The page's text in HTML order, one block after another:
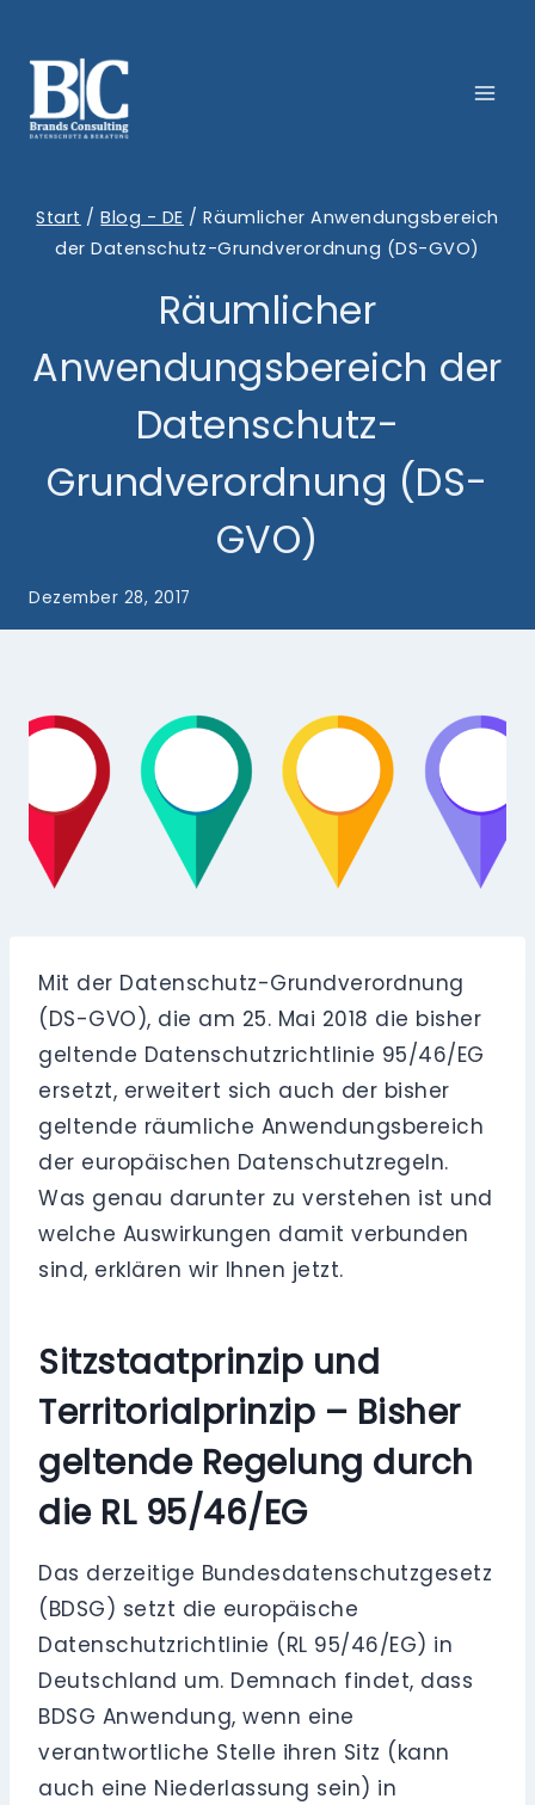
Inhalt
springen
Start / Blog - DE / Räumlicher Anwendungsbereich
der Datenschutz-Grundverordnung (DS-GVO)
Räumlicher
Anwendungsbereich der
Datenschutz-
Grundverordnung (DS-
GVO)
Dezember 28, 2017
Mit der Datenschutz-Grundverordnung
(DS-GVO), die am 25. Mai 2018 die bisher
geltende Datenschutzrichtlinie 95/46/EG
ersetzt, erweitert sich auch der bisher
geltende räumliche Anwendungsbereich
der europäischen Datenschutzregeln.
Was genau darunter zu verstehen ist und
welche Auswirkungen damit verbunden
sind, erklären wir Ihnen jetzt.
Sitzstaatprinzip und
Territorialprinzip – Bisher
geltende Regelung durch
die RL 95/46/EG
Das derzeitige Bundesdatenschutzgesetz
(BDSG) setzt die europäische
Datenschutzrichtlinie (RL 95/46/EG) in
Deutschland um. Demnach findet, dass
BDSG Anwendung, wenn eine
verantwortliche Stelle ihren Sitz (kann
auch eine Niederlassung sein) in